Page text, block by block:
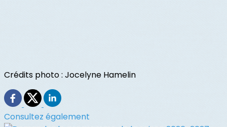
Crédits photo : Jocelyne Hamelin
Consultez également